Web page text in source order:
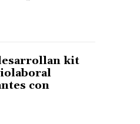
kit
con